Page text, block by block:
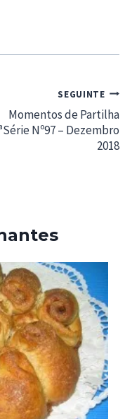
SEGUINTE
Momentos de Partilha
Nº97 – Dezembro
2018